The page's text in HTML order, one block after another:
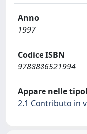
Anno
1997
Codice ISBN
9788886521994
Appare nelle
2.1 Contributo in